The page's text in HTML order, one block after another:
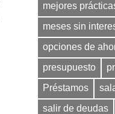
mejores
meses sin
opciones de
presupuesto
Préstamos
salir de deudas